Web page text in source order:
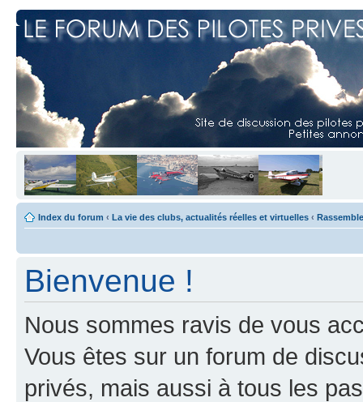
Index du forum ‹ La vie des clubs, actualités réelles et virtuelles ‹
Bienvenue !
Nous sommes ravis de vous
Vous êtes sur un forum de
privés, mais aussi à tous les